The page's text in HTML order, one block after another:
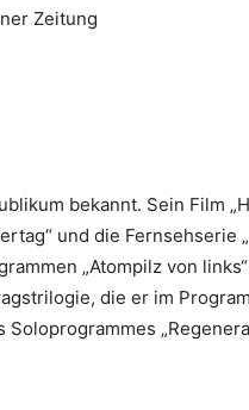
Zeitung
bekannt. Sein Film
und die Fernsehserie
„Atompilz von
die er im